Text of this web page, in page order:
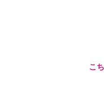
こ